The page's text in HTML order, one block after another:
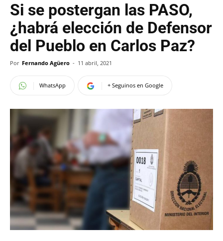
Si se postergan las PASO,
¿habrá elección de Defensor
del Pueblo en Carlos Paz?
Por Fernando Agüero - 11 abril, 2021
WhatsApp + Seguinos en Google